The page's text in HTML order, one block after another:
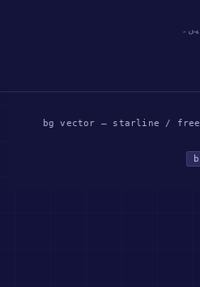
bg vector — starline /